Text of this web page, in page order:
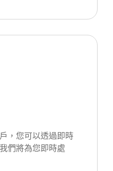
，您可以透過即時
們將為您即時處